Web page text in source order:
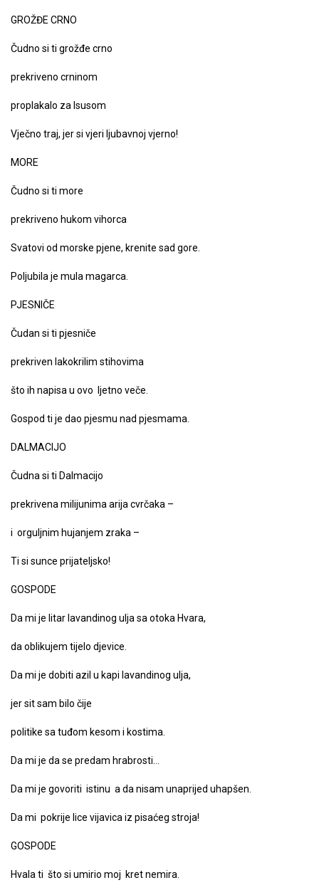
GROŽĐE CRNO
Čudno si ti grožđe crno
prekriveno crninom
proplakalo za Isusom
Vječno traj, jer si vjeri ljubavnoj vjerno!
MORE
Čudno si ti more
prekriveno hukom vihorca
Svatovi od morske pjene, krenite sad gore.
Poljubila je mula magarca.
PJESNIČE
Čudan si ti pjesniče
prekriven lakokrilim stihovima
što ih napisa u ovo ljetno veče.
Gospod ti je dao pjesmu nad pjesmama.
DALMACIJO
Čudna si ti Dalmacijo
prekrivena milijunima arija cvrčaka –
i orguljnim hujanjem zraka –
Ti si sunce prijateljsko!
GOSPODE
Da mi je litar lavandinog ulja sa otoka Hvara,
da oblikujem tijelo djevice.
Da mi je dobiti azil u kapi lavandinog ulja,
jer sit sam bilo čije
politike sa tuđom kesom i kostima.
Da mi je da se predam hrabrosti…
Da mi je govoriti istinu a da nisam unaprijed uhapšen.
Da mi pokrije lice vijavica iz pisaćeg stroja!
GOSPODE
Hvala ti što si umirio moj kret nemira.